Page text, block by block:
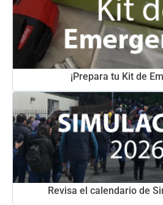
¡Prepara tu Kit de
Revisa el calendario de